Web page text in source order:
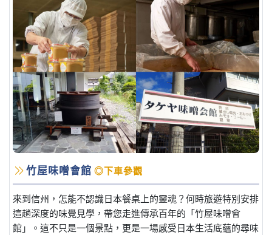
竹屋味噌會館 ◎下車參觀
來到信州，怎能不認識日本餐桌上的靈魂？何時旅遊特別安排
這趟深度的味覺見學，帶您走進傳承百年的「竹屋味噌會
館」。這不只是一個景點，更是一場感受日本生活底蘊的尋味